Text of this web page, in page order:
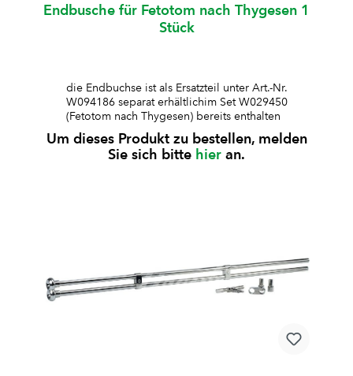
Endbusche für Fetotom nach Thygesen 1
Stück
die Endbuchse ist als Ersatzteil unter Art.-Nr.
W094186 separat erhältlichim Set W029450
(Fetotom nach Thygesen) bereits enthalten
Um dieses Produkt zu bestellen, melden
Sie sich bitte hier an.